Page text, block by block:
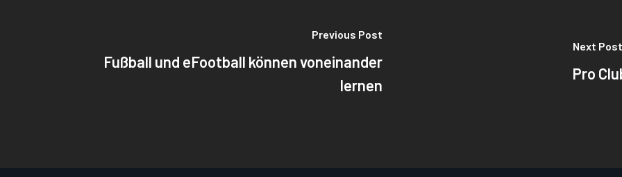
Previous Post
Fußball und eFootball können voneinander
lernen
Next Post
Pro